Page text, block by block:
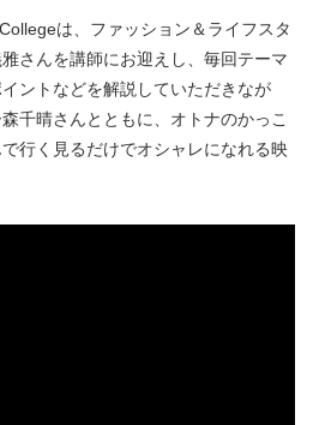
は、ファッション＆ライフスタ
さんを講師にお迎えし、毎回テーマ
ントなどを解説していただきなが
千晴さんとともに、オトナのかっこ
行く見るだけでオシャレになれる映